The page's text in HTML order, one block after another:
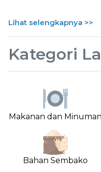
Lihat selengkapnya >>
Kategori
Makanan dan Minuman
Bahan Sembako